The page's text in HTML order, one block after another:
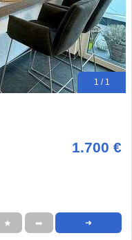
1 / 1
1.700 €
★ ➦ ➜